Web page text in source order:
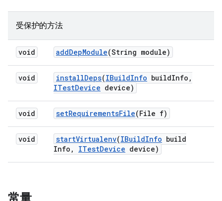
受保护的方法
void addDepModule(String module)
void installDeps(IBuildInfo buildInfo ,
ITestDevice device)
void setRequirementsFile(File f)
void startVirtualenv(IBuildInfo build
Info , ITestDevice device)
常量